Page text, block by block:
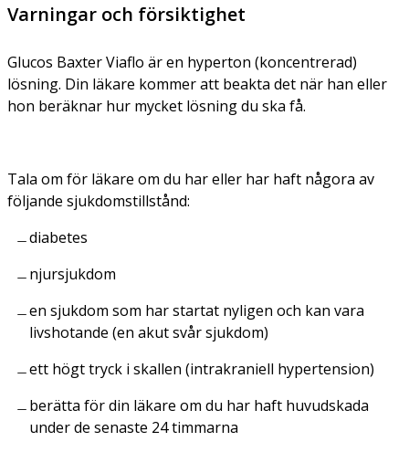
Varningar och försiktighet
Glucos Baxter Viaflo är en hyperton (koncentrerad)
lösning. Din läkare kommer att beakta det när han eller
hon beräknar hur mycket lösning du ska få.
Tala om för läkare om du har eller har haft någora av
följande sjukdomstillstånd:
diabetes
njursjukdom
en sjukdom som har startat nyligen och kan vara
livshotande (en akut svår sjukdom)
ett högt tryck i skallen (intrakraniell hypertension)
berätta för din läkare om du har haft huvudskada
under de senaste 24 timmarna